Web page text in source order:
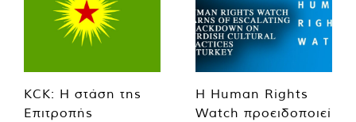
KCK: Η στάση της
Επιτροπής
Η Human Rights
Watch προειδοποιεί